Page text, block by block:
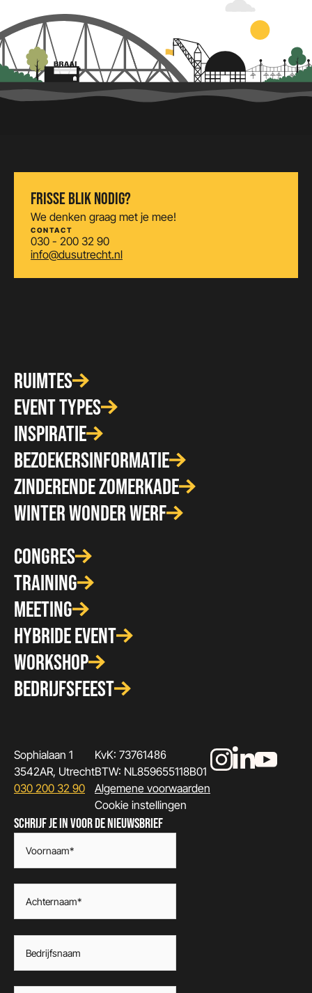
FRISSE BLIK NODIG?
We denken graag met je mee!
CONTACT
030 - 200 32 90
info@dusutrecht.nl
RUIMTES
EVENT TYPES
INSPIRATIE
BEZOEKERSINFORMATIE
ZINDERENDE ZOMERKADE
WINTER WONDER WERF
CONGRES
TRAINING
MEETING
HYBRIDE EVENT
WORKSHOP
BEDRIJFSFEEST
Sophialaan 1
3542AR, Utrecht
030 200 32 90
KvK: 73761486
BTW: NL859655118B01
Algemene voorwaarden
Cookie instellingen
SCHRIJF JE IN VOOR DE NIEUWSBRIEF